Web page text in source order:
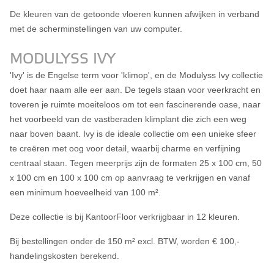
MODULYSS IVY
'Ivy' is de Engelse term voor 'klimop', en de Modulyss Ivy collectie
doet haar naam alle eer aan. De tegels staan voor veerkracht en
toveren je ruimte moeiteloos om tot een fascinerende oase, naar
het voorbeeld van de vastberaden klimplant die zich een weg
naar boven baant. Ivy is de ideale collectie om een unieke sfeer
te creëren met oog voor detail, waarbij charme en verfijning
centraal staan. Tegen meerprijs zijn de formaten 25 x 100 cm, 50
x 100 cm en 100 x 100 cm op aanvraag te verkrijgen en vanaf
een minimum hoeveelheid van 100 m².
Deze collectie is bij KantoorFloor verkrijgbaar in 12 kleuren.
Bij bestellingen onder de 150 m² excl. BTW, worden € 100,-
handelingskosten berekend.
De kleuren van de getoonde vloeren kunnen afwijken in verband
met de scherminstellingen van uw computer.